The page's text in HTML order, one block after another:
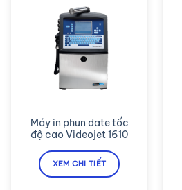
Máy in phun date tốc
độ cao Videojet 1610
XEM CHI TIẾT